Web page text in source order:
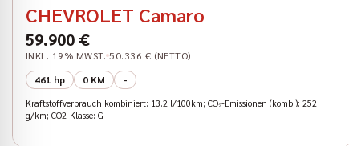
CHEVROLET Camaro
59.900 €
INKL. 19% MWST. 50.336 € (NETTO)
461 hp
0 KM -
Kraftstoffverbrauch kombiniert: 13.2 l/100km; CO₂-Emissionen (komb.): 252
g/km; CO2-Klasse: G